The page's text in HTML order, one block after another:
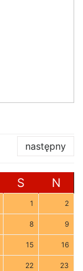
następny
S N
1 2
8 9
15 16
22 23